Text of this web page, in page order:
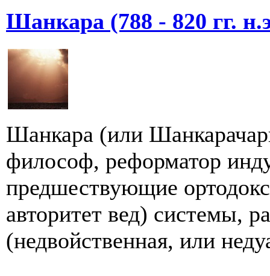
Шанкара (788 - 820 гг.
Шанкара (или
философ, реформатор
предшествующие
авторитет вед) системы,
(недвойственная, или